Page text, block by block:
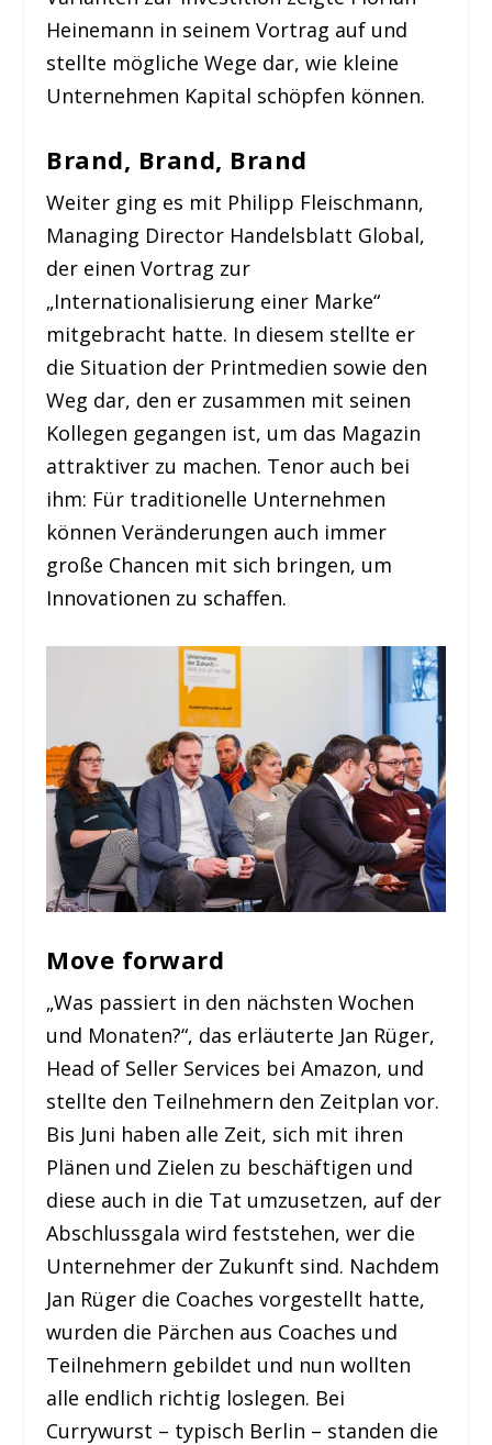
Heinemann in seinem Vortrag auf und
stellte mögliche Wege dar, wie kleine
Unternehmen Kapital schöpfen können.
Brand, Brand, Brand
Weiter ging es mit Philipp Fleischmann,
Managing Director Handelsblatt Global,
der einen Vortrag zur
„Internationalisierung einer Marke“
mitgebracht hatte. In diesem stellte er
die Situation der Printmedien sowie den
Weg dar, den er zusammen mit seinen
Kollegen gegangen ist, um das Magazin
attraktiver zu machen. Tenor auch bei
ihm: Für traditionelle Unternehmen
können Veränderungen auch immer
große Chancen mit sich bringen, um
Innovationen zu schaffen.
Move forward
„Was passiert in den nächsten Wochen
und Monaten?“, das erläuterte Jan Rüger,
Head of Seller Services bei Amazon, und
stellte den Teilnehmern den Zeitplan vor.
Bis Juni haben alle Zeit, sich mit ihren
Plänen und Zielen zu beschäftigen und
diese auch in die Tat umzusetzen, auf der
Abschlussgala wird feststehen, wer die
Unternehmer der Zukunft sind. Nachdem
Jan Rüger die Coaches vorgestellt hatte,
wurden die Pärchen aus Coaches und
Teilnehmern gebildet und nun wollten
alle endlich richtig loslegen. Bei
Currywurst – typisch Berlin – standen die